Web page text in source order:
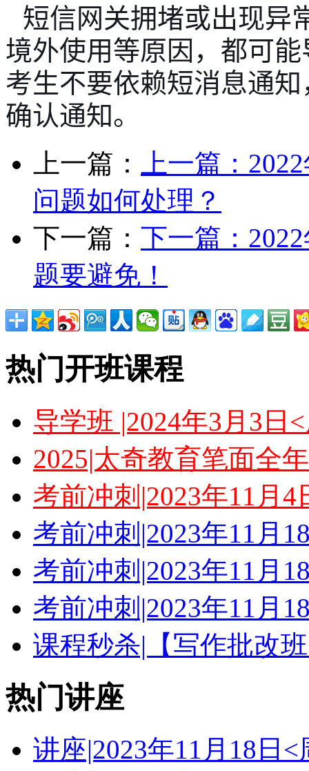
短信网关拥堵或出现异
境外使用等原因，都可
考生不要依赖短消息通
确认通知。
上一篇： 上一篇：
问题如何处理？
下一篇： 下一篇：
题要避免！
热门开班课程
导学班 |2024年3月3日
2025|太奇教育笔面全
考前冲刺|2023年11月
考前冲刺|2023年11月
考前冲刺|2023年11月
考前冲刺|2023年11月
课程秒杀|【写作批改
热门讲座
讲座|2023年11月18日